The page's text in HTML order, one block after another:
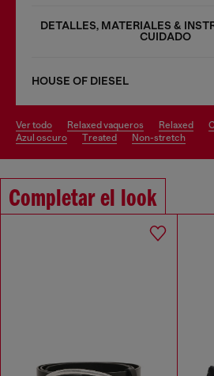
DETALLES, MATERIALES &
CUIDADO
HOUSE OF DIESEL
ver todo relaxed vaqueros relaxed
azul oscuro
treated non-stretch
Completar el look